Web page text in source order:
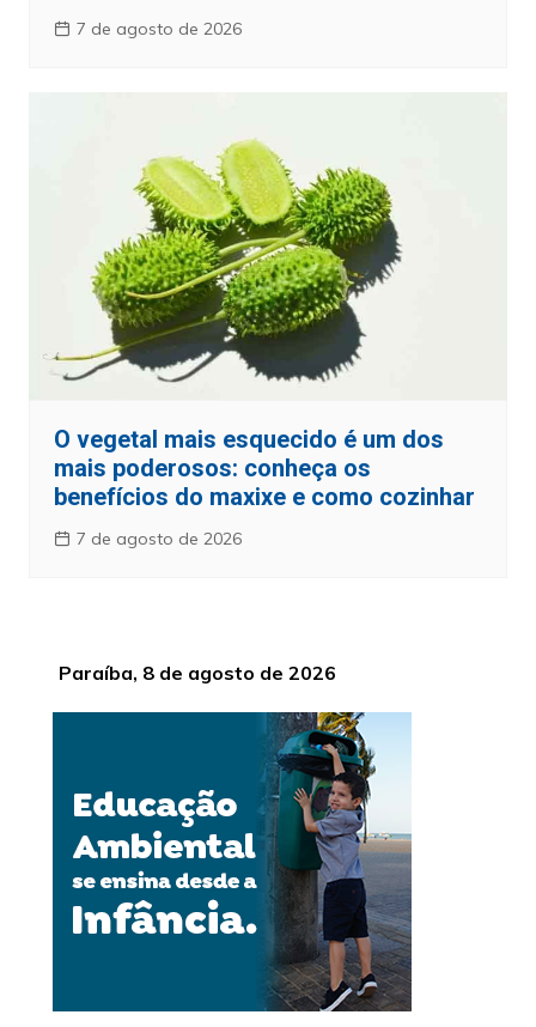
7 de agosto de 2026
O vegetal mais esquecido é um dos
mais poderosos: conheça os
benefícios do maxixe e como cozinhar
7 de agosto de 2026
Paraíba, 8 de agosto de 2026